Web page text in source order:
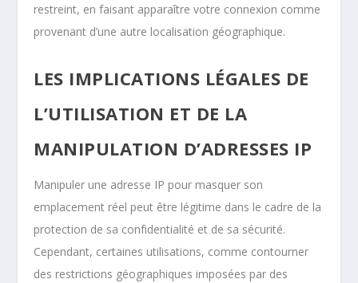
restreint, en faisant apparaître votre connexion comme
provenant d’une autre localisation géographique.
LES IMPLICATIONS LÉGALES DE
L’UTILISATION ET DE LA
MANIPULATION D’ADRESSES IP
Manipuler une adresse IP pour masquer son
emplacement réel peut être légitime dans le cadre de la
protection de sa confidentialité et de sa sécurité.
Cependant, certaines utilisations, comme contourner
des restrictions géographiques imposées par des